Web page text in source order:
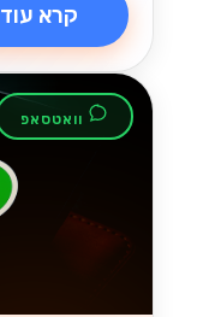
קרא עוד
וואטסאפ